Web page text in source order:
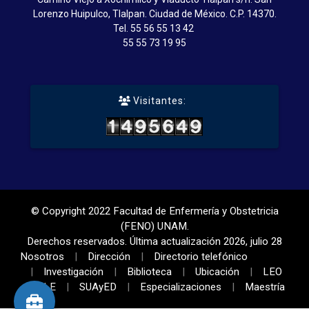
Lorenzo Huipulco, Tlalpan. Ciudad de México. C.P. 14370.
Tel. 55 56 55 13 42
55 55 73 19 95
Visitantes:
© Copyright 2022 Facultad de Enfermería y Obstetricia
(FENO) UNAM.
Derechos reservados. Última actualización 2026, julio 28
Nosotros
Dirección
Directorio telefónico
Investigación
Biblioteca Ubicación
LEO
LE
SUAyED Especializaciones Maestría